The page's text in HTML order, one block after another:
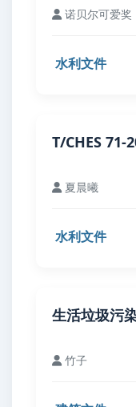
诺贝尔可爱奖
水利文件
T/CHES 71-
夏晨曦
水利文件
生活垃圾污
竹子